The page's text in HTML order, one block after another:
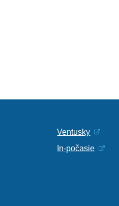
Ventusky
In-počasie